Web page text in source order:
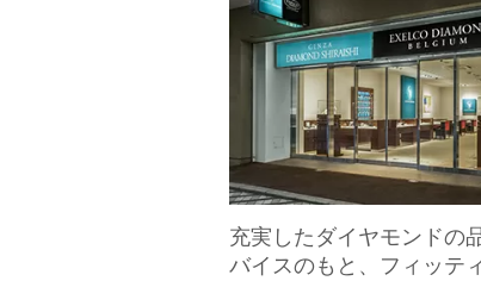
充実したダイヤモンドの
バイスのもと、フィッテ